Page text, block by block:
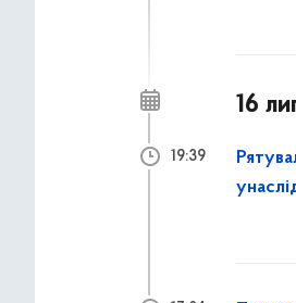
16
19:39